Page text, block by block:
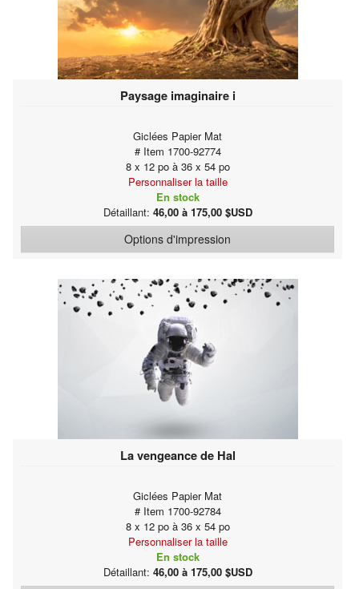
Paysage imaginaire i
Giclées Papier Mat
# Item 1700-92774
8 x 12 po à 36 x 54 po
Personnaliser la taille
En stock
Détaillant: 46,00 à 175,00 $USD
Options d'impression
La vengeance de Hal
Giclées Papier Mat
# Item 1700-92784
8 x 12 po à 36 x 54 po
Personnaliser la taille
En stock
Détaillant: 46,00 à 175,00 $USD